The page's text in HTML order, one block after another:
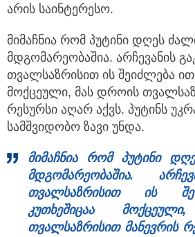
არის საინტერესო.
მიმაჩნია რომ პუტინი დღეს
მდგომარეობაშია. არჩევანის
თვალსაზრისით ის შეიძლება
მოქცეული, მას დროის
რესურსი აღარ აქვს. პუტინს
სამშვიდობო ზავი უნდა.
მიმაჩნია რომ პუტინი
მდგომარეობაშია.
თვალსაზრისით ის
კუთხეშიცაა
თვალსაზრისით მანევრის